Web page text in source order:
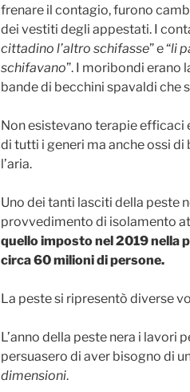
frenare il contagio, furono
dei vestiti degli appestati. I
cittadino l’altro schifasse” e “li
schifavano”. I moribondi erano
bande di becchini spavaldi che
Non esistevano terapie efficaci
di tutti i generi ma anche ossi
l’aria.
Uno dei tanti lasciti della peste
provvedimento di isolamento
quello imposto nel 2019 nella
circa 60 milioni di persone.
La peste si ripresentò diverse
L’anno della peste nera i lavori
persuasero di aver bisogno di
dimensioni.